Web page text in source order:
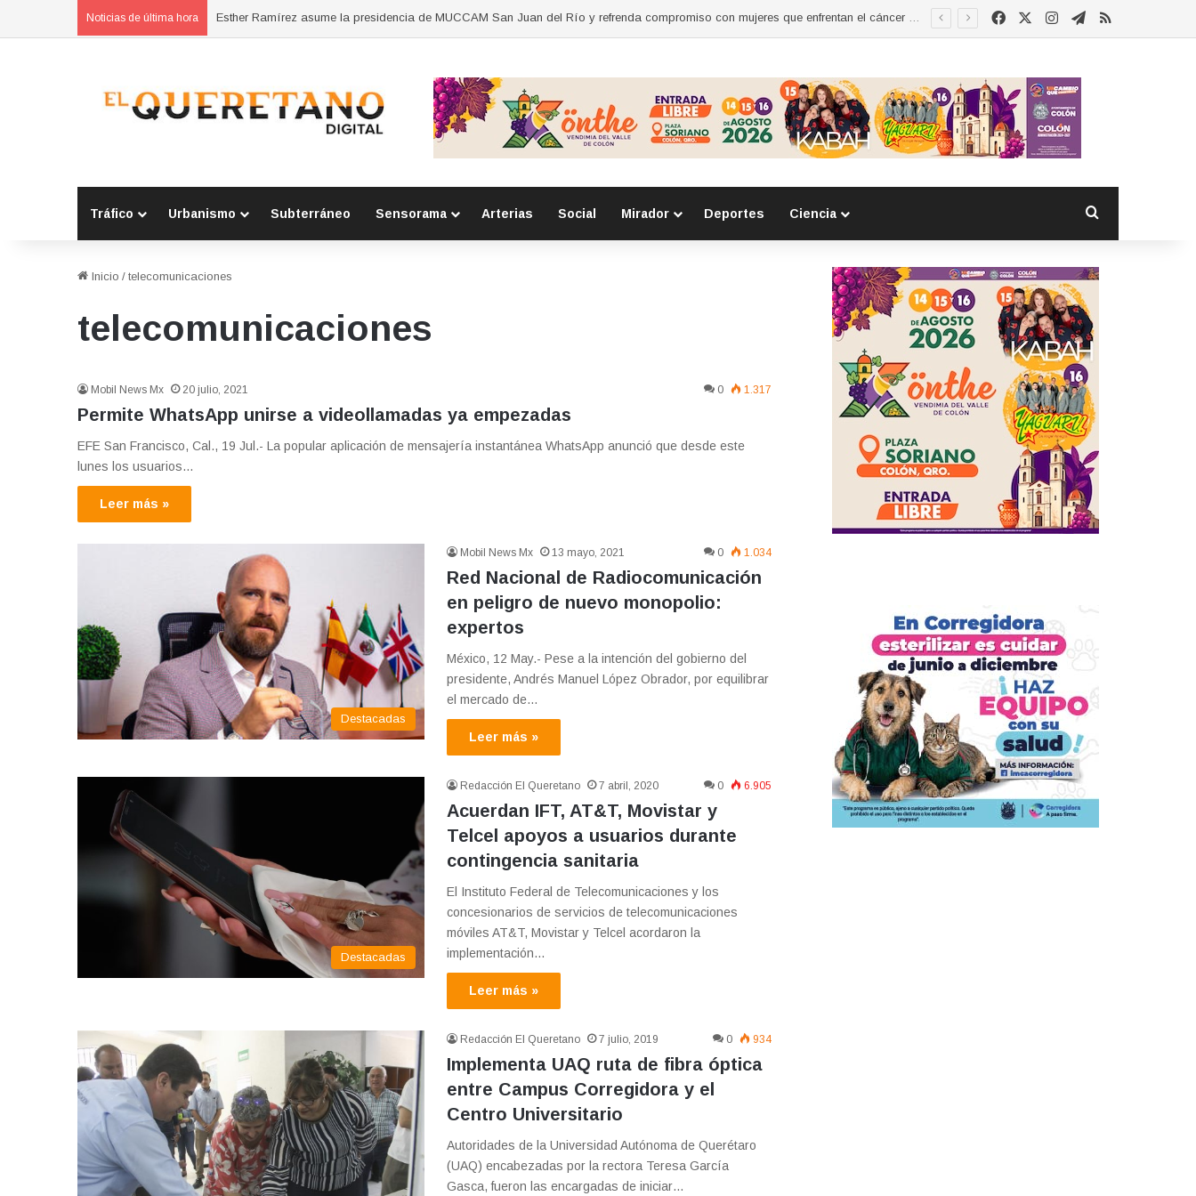
Noticias de última hora Esther Ramírez asume la presidencia de MUCCAM San Juan del Río y refrenda compromiso con mujeres que enfrentan el cáncer de mama FacebookInstagram
Telegram
RSS
Tráfico Urbanismo Subterráneo Sensorama Arterias Social Mirador Deportes Ciencia
Inicio / telecomunicaciones
telecomunicaciones
Mobil News Mx 20 julio, 2021 0 1.317
Permite WhatsApp unirse a videollamadas ya empezadas
EFE San Francisco, Cal., 19 Jul.- La popular aplicación de mensajería instantánea WhatsApp anunció que desde este
lunes los usuarios…
Leer más »
Destacadas
Mobil News Mx 13 mayo, 2021 0 1.034
Red Nacional de Radiocomunicación
en peligro de nuevo monopolio:
expertos
México, 12 May.- Pese a la intención del gobierno del
presidente, Andrés Manuel López Obrador, por equilibrar
el mercado de…
Leer más »
Destacadas
Redacción El Queretano 7 abril, 2020 0 6.905
Acuerdan IFT, AT&T, Movistar y
Telcel apoyos a usuarios durante
contingencia sanitaria
El Instituto Federal de Telecomunicaciones y los
concesionarios de servicios de telecomunicaciones
móviles AT&T, Movistar y Telcel acordaron la
implementación…
Leer más »
Redacción El Queretano 7 julio, 2019 0 934
Implementa UAQ ruta de fibra óptica
entre Campus Corregidora y el
Centro Universitario
Autoridades de la Universidad Autónoma de Querétaro
(UAQ) encabezadas por la rectora Teresa García
Gasca, fueron las encargadas de iniciar…